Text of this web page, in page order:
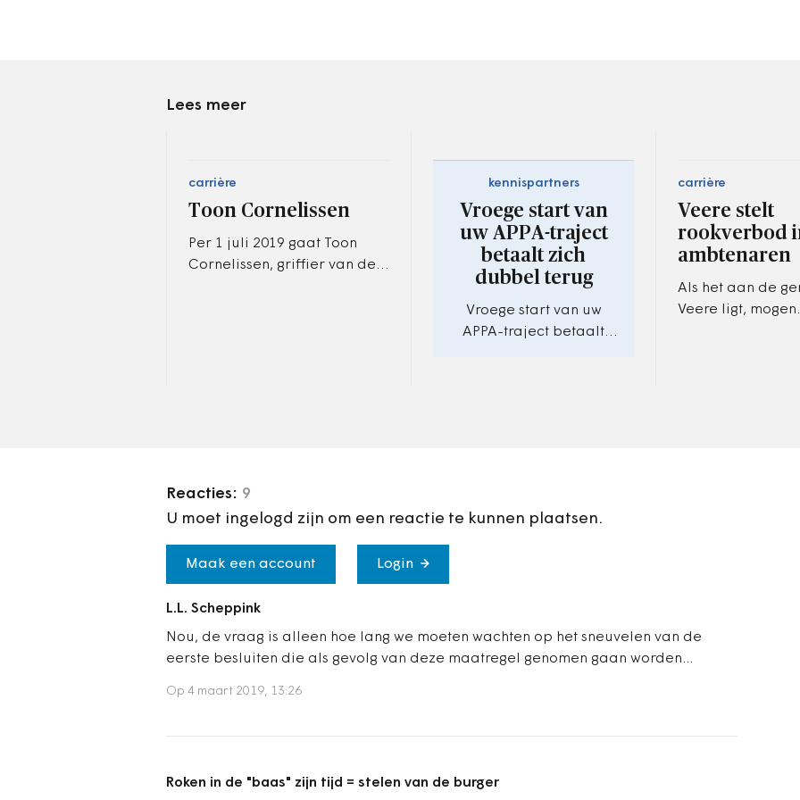
Lees meer
carrière
Toon Cornelissen
Per 1 juli 2019 gaat Toon
Cornelissen, griffier van de
kennispartners
Vroege start van
uw APPA-traject
betaalt zich
dubbel terug
Vroege start van uw
APPA-traject betaalt
carrière
Veere stelt
rookverbod
ambtenaren
Als het aan de
Veere ligt, mogen
Reacties: 9
U moet ingelogd zijn om een reactie te kunnen plaatsen.
Maak een account Login
L.L. Scheppink
Nou, de vraag is alleen hoe lang we moeten wachten op het sneuvelen van de
eerste besluiten die als gevolg van deze maatregel genomen gaan worden...
Op 4 maart 2019, 13:26
Roken in de "baas" zijn tijd = stelen van de burger